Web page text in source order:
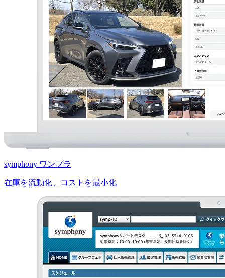
symphony ワンプラ
在庫を流動化、コストを最小化